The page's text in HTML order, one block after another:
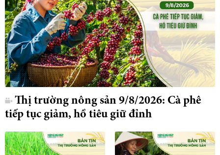
Thị trường nông sản 9/8/2026: Cà phê
tiếp tục giảm, hồ tiêu giữ đỉnh